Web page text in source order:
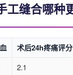
工缝合哪种
术后24h疼痛评分
2.1